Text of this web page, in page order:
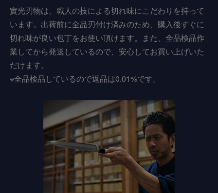
實光刃物は、職人の技による切れ味にこだわりを持って
います。出荷前に全品刃付け済みのため、購入後すぐに
切れ味が良い包丁をお使い頂けます。また、全品検品作
業してから発送しているので、安心してお買い上げいた
だけます。
※全品検品しているので返品は0.01%です。